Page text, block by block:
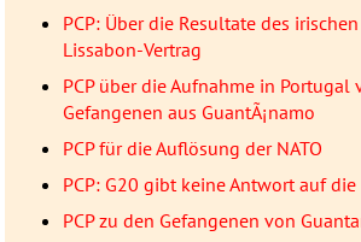
PCP: Über die Resultate des
Lissabon-Vertrag
PCP über die Aufnahme in Portugal
Gefangenen aus GuantÃ¡namo
PCP für die Auflösung der NATO
PCP: G20 gibt keine Antwort auf
PCP zu den Gefangenen von